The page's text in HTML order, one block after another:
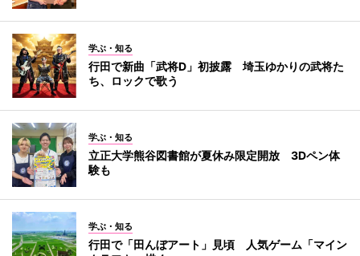
学ぶ・知る
行田で新曲「武将D」初披露 埼玉ゆかりの武将た
ち、ロックで歌う
学ぶ・知る
立正大学熊谷図書館が夏休み限定開放 3Dペン体
験も
学ぶ・知る
行田で「田んぼアート」見頃 人気ゲーム「マイン